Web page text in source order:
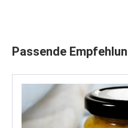
Produktgalerie
Passende